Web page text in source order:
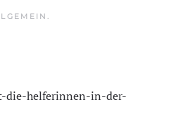
.
die-helferinnen-in-der-